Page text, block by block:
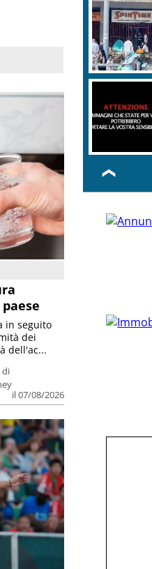
di
il 07/08/2026
in seguito
dei
dell'ac...
❮